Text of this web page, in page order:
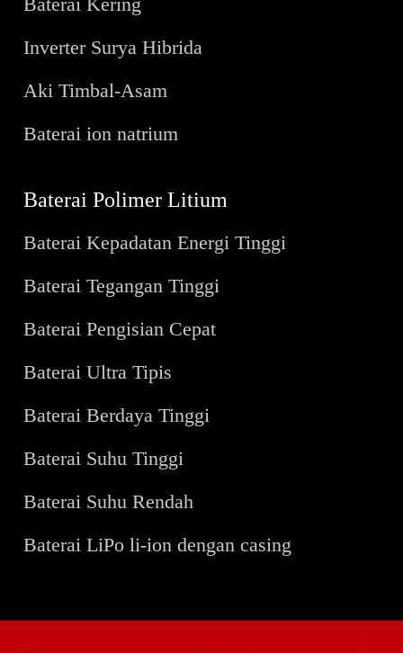
Inverter Surya Hibrida
Aki Timbal-Asam
Baterai ion natrium
Baterai Polimer Litium
Baterai Kepadatan Energi Tinggi
Baterai Tegangan Tinggi
Baterai Pengisian Cepat
Baterai Ultra Tipis
Baterai Berdaya Tinggi
Baterai Suhu Tinggi
Baterai Suhu Rendah
Baterai LiPo li-ion dengan casing